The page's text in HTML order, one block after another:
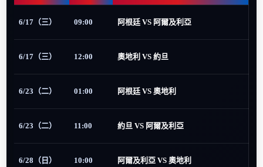
6/17（三） 09:00 阿根廷 VS 阿爾及利亞
6/17（三） 12:00 奧地利 VS 約旦
6/23（二） 01:00 阿根廷 VS 奧地利
6/23（二） 11:00 約旦 VS 阿爾及利亞
6/28（日） 10:00 阿爾及利亞 VS 奧地利